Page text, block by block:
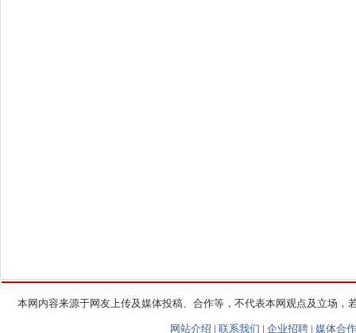
本网内容来源于网友上传及媒体投稿、合作等，不代表本网观点及立场
网站介绍 | 联系我们 | 企业招聘 | 媒体合作